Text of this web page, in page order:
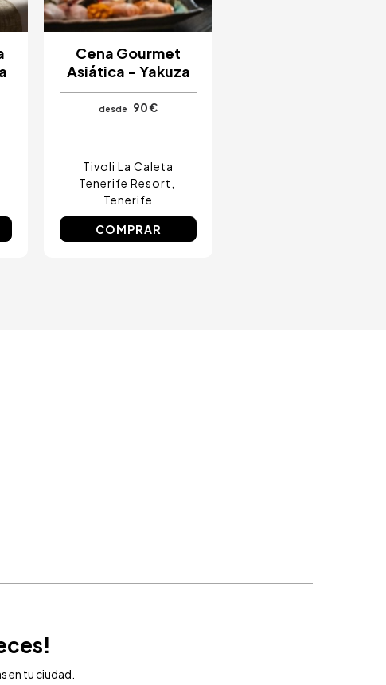
Cena Gourmet
Asiática - Yakuza
desde 90 €
Tivoli La Caleta
Tenerife Resort
Tenerife
COMPRAR
en tu ciudad.